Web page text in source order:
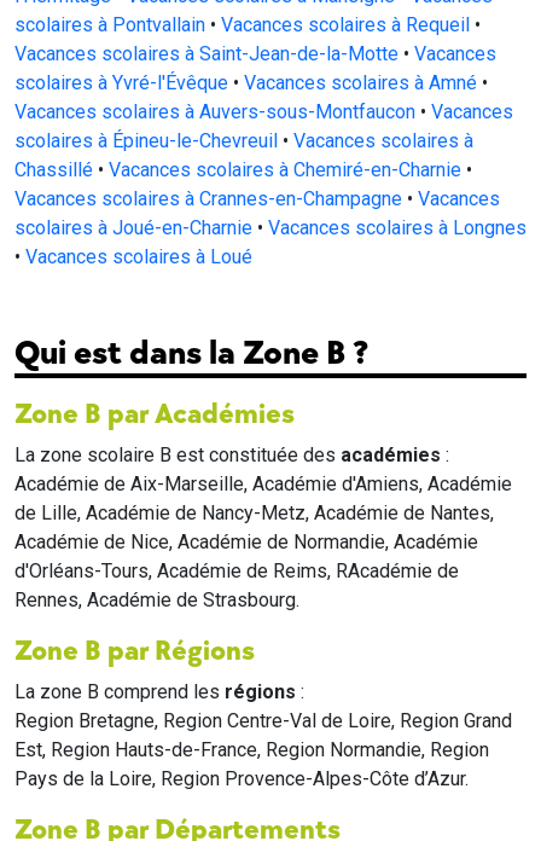
scolaires à Pontvallain • Vacances scolaires à Requeil •
Vacances scolaires à Saint-Jean-de-la-Motte • Vacances
scolaires à Yvré-l'Évêque • Vacances scolaires à Amné •
Vacances scolaires à Auvers-sous-Montfaucon • Vacances
scolaires à Épineu-le-Chevreuil • Vacances scolaires à
Chassillé • Vacances scolaires à Chemiré-en-Charnie •
Vacances scolaires à Crannes-en-Champagne • Vacances
scolaires à Joué-en-Charnie • Vacances scolaires à Longnes
• Vacances scolaires à Loué
Qui est dans la Zone B ?
Zone B par Académies
La zone scolaire B est constituée des académies :
Académie de Aix-Marseille, Académie d'Amiens, Académie
de Lille, Académie de Nancy-Metz, Académie de Nantes,
Académie de Nice, Académie de Normandie, Académie
d'Orléans-Tours, Académie de Reims, RAcadémie de
Rennes, Académie de Strasbourg.
Zone B par Régions
La zone B comprend les régions :
Region Bretagne, Region Centre-Val de Loire, Region Grand
Est, Region Hauts-de-France, Region Normandie, Region
Pays de la Loire, Region Provence-Alpes-Côte d’Azur.
Zone B par Départements